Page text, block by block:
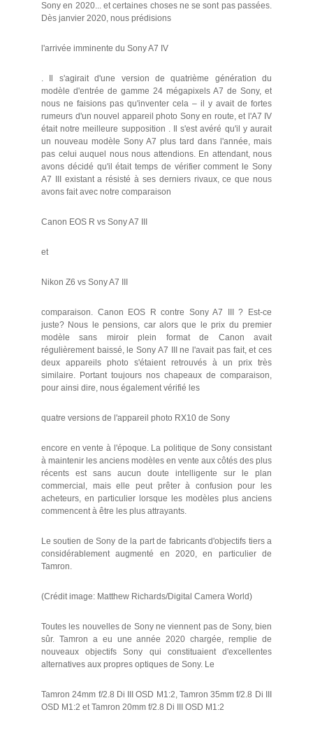
Sony en 2020... et certaines choses ne se sont pas passées.
Dès janvier 2020, nous prédisions
l'arrivée imminente du Sony A7 IV
. Il s'agirait d'une version de quatrième génération du
modèle d'entrée de gamme 24 mégapixels A7 de Sony, et
nous ne faisions pas qu'inventer cela – il y avait de fortes
rumeurs d'un nouvel appareil photo Sony en route, et l'A7 IV
était notre meilleure supposition . Il s'est avéré qu'il y aurait
un nouveau modèle Sony A7 plus tard dans l'année, mais
pas celui auquel nous nous attendions. En attendant, nous
avons décidé qu'il était temps de vérifier comment le Sony
A7 III existant a résisté à ses derniers rivaux, ce que nous
avons fait avec notre comparaison
Canon EOS R vs Sony A7 III
et
Nikon Z6 vs Sony A7 III
comparaison. Canon EOS R contre Sony A7 III ? Est-ce
juste? Nous le pensions, car alors que le prix du premier
modèle sans miroir plein format de Canon avait
régulièrement baissé, le Sony A7 III ne l'avait pas fait, et ces
deux appareils photo s'étaient retrouvés à un prix très
similaire. Portant toujours nos chapeaux de comparaison,
pour ainsi dire, nous également vérifié les
quatre versions de l'appareil photo RX10 de Sony
encore en vente à l'époque. La politique de Sony consistant
à maintenir les anciens modèles en vente aux côtés des plus
récents est sans aucun doute intelligente sur le plan
commercial, mais elle peut prêter à confusion pour les
acheteurs, en particulier lorsque les modèles plus anciens
commencent à être les plus attrayants.
Le soutien de Sony de la part de fabricants d'objectifs tiers a
considérablement augmenté en 2020, en particulier de
Tamron.
(Crédit image: Matthew Richards/Digital Camera World)
Toutes les nouvelles de Sony ne viennent pas de Sony, bien
sûr. Tamron a eu une année 2020 chargée, remplie de
nouveaux objectifs Sony qui constituaient d'excellentes
alternatives aux propres optiques de Sony. Le
Tamron 24mm f/2.8 Di III OSD M1:2, Tamron 35mm f/2.8 Di III
OSD M1:2 et Tamron 20mm f/2.8 Di III OSD M1:2